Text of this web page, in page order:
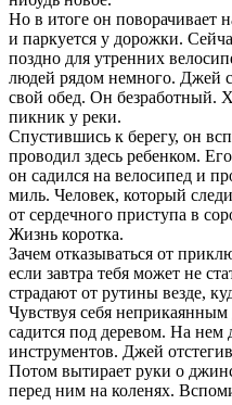
Но в итоге он поворачивает
и паркуется у дорожки.
поздно для утренних
людей рядом немного. Джей
свой обед. Он безработный.
пикник у реки.
Спустившись к берегу, он
проводил здесь ребенком.
он садился на велосипед и
миль. Человек, который
от сердечного приступа в
Жизнь коротка.
Зачем отказываться от
если завтра тебя может не
страдают от рутины везде,
Чувствуя себя
садится под деревом. На нем
инструментов. Джей
Потом вытирает руки о
перед ним на коленях.